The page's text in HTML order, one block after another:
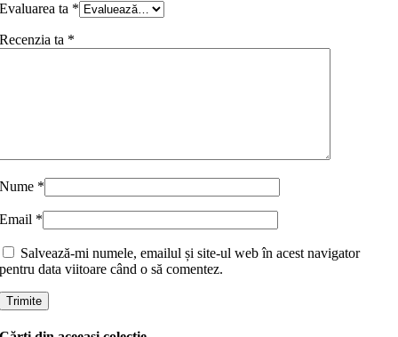
Evaluarea ta *
Recenzia ta *
Nume *
Email *
Salvează-mi numele, emailul și site-ul web în acest navigator
pentru data viitoare când o să comentez.